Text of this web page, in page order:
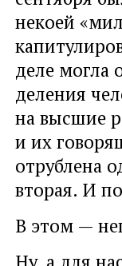
некоей
деле могла
деления
на высшие
и их
отрублена
вторая. И
В этом —